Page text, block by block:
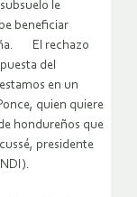
le
beneficiar
El rechazo
del
en un
quien quiere
hondureños que
presidente